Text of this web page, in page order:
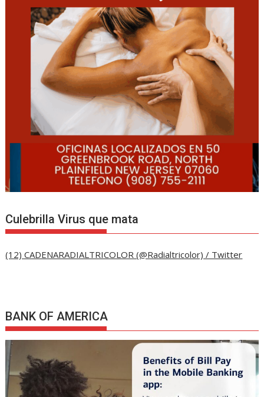
Culebrilla Virus que mata
(12) CADENARADIALTRICOLOR (@Radialtricolor) / Twitter
BANK OF AMERICA